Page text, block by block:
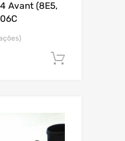
Avant (8E5,